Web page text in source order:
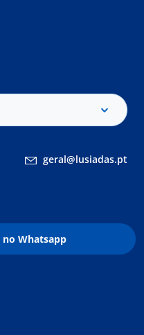
geral@lusiadas.pt
no Whatsapp